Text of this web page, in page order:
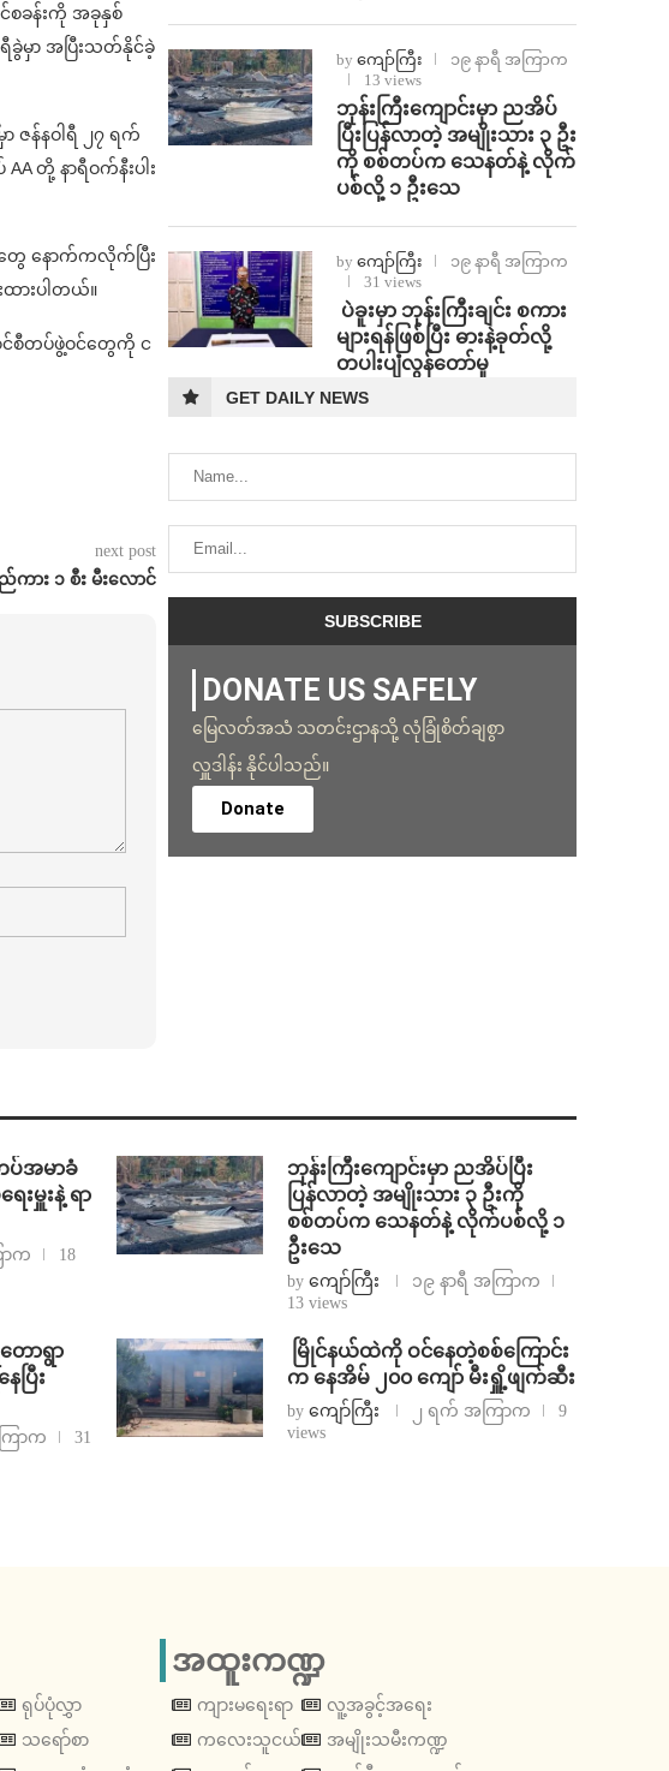
စခန်းကို အခုနှစ်
ခွဲမှာ အပြီးသတ်နိုင်ခဲ့
ဇန်နဝါရီ ၂၇ ရက်
တို့ နာရီဝက်နီးပါး
ေ နောက်ကလိုက်ပြီး
ားပါတယ်။
စီတပ်ဖွဲ့ဝင်တွေကို င
next post
ကား ၁ စီး မီးလောင်
by ကျော်ကြီး
၁၉ နာရီ အကြာက
13 views
ဘုန်းကြီးကျောင်းမှာ ညအိပ်
ပြီးပြန်လာတဲ့ အမျိုးသား ၃ ဦး
ကို စစ်တပ်က သေနတ်နဲ့ လိုက်
ပစ်လို့ ၁ ဦးသေ
by ကျော်ကြီး
၁၉ နာရီ အကြာက
31 views
⁩ ⁨ပဲခူးမှာ ဘုန်းကြီးချင်း စကား
များရန်ဖြစ်ပြီး ဓားနဲ့ခုတ်လို့
တပါးပျံလွန်တော်မူ
GET DAILY NEWS
DONATE US SAFELY
မြေလတ်အသံ သတင်းဌာနသို့ လုံခြုံစိတ်ချစွာ
လှူဒါန်း နိုင်ပါသည်။
Donate
အမာခံ
းမှူးနဲ့ ရာ
ာက
18
ဘုန်းကြီးကျောင်းမှာ ညအိပ်ပြီး
ပြန်လာတဲ့ အမျိုးသား ၃ ဦးကို
စစ်တပ်က သေနတ်နဲ့ လိုက်ပစ်လို့ ၁
ဦးသေ
byကျော်ကြီး
၁၉ နာရီ အကြာက
13 views
ောရွာ
ပြီး
ြာက
31
⁩ ⁨မြိုင်နယ်ထဲကို ဝင်နေတဲ့စစ်ကြောင်း
က နေအိမ် ၂၀၀ ကျော် မီးရှိူ့ဖျက်ဆီး
byကျော်ကြီး ၂ ရက် အကြာက
9
views
ရုပ်ပုံလွှာ
သရော်စာ
အထူးကဏ္ဍ
ကျားမရေးရာ
ကလေးသူငယ်
လူ့အခွင့်အရေး
အမျိုးသမီးကဏ္ဍ